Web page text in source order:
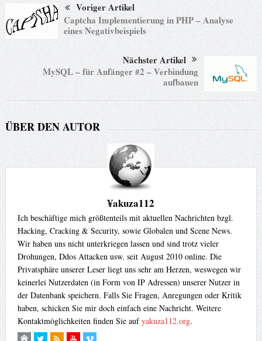
Voriger Artikel
Captcha Implementierung in PHP – Analyse
eines Negativbeispiels
Nächster Artikel
MySQL – für Anfänger #2 – Verbindung
aufbauen
ÜBER DEN AUTOR
¥akuza112
Ich beschäftige mich größtenteils mit aktuellen Nachrichten bzgl.
Hacking, Cracking & Security, sowie Globalen und Scene News.
Wir haben uns nicht unterkriegen lassen und sind trotz vieler
Drohungen, Ddos Attacken usw. seit August 2010 online. Die
Privatsphäre unserer Leser liegt uns sehr am Herzen, weswegen wir
keinerlei Nutzerdaten (in Form von IP Adressen) unserer Nutzer in
der Datenbank speichern. Falls Sie Fragen, Anregungen oder Kritik
haben, schicken Sie mir doch einfach eine Nachricht. Weitere
Kontaktmöglichkeiten finden Sie aufyakuza112.org.